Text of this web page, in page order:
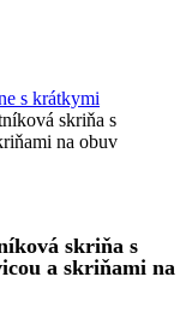
s krátkymi
skriňa s
na obuv
skriňa s
a skriňami na